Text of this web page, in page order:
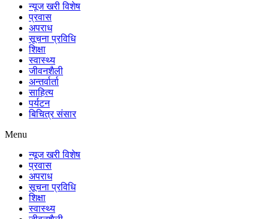
न्यूज खरी विशेष
प्रवास
अपराध
सूचना प्रविधि
शिक्षा
स्वास्थ्य
जीवनशैली
अन्तर्वार्ता
साहित्य
पर्यटन
बिचित्र संसार
Menu
न्यूज खरी विशेष
प्रवास
अपराध
सूचना प्रविधि
शिक्षा
स्वास्थ्य